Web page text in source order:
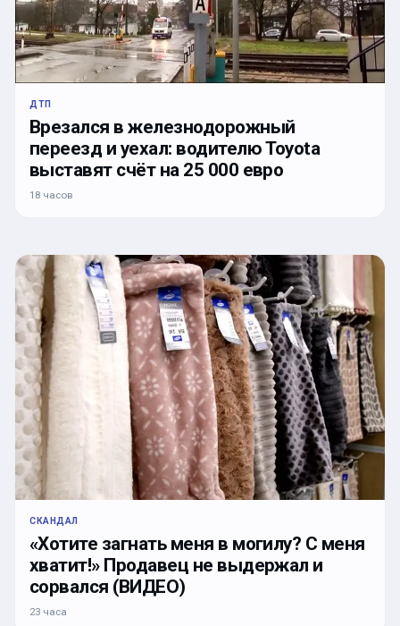
ДТП
Врезался в железнодорожный
переезд и уехал: водителю Toyota
выставят счёт на 25 000 евро
18 часов
СКАНДАЛ
«Хотите загнать меня в могилу? С меня
хватит!» Продавец не выдержал и
сорвался (ВИДЕО)
23 часа